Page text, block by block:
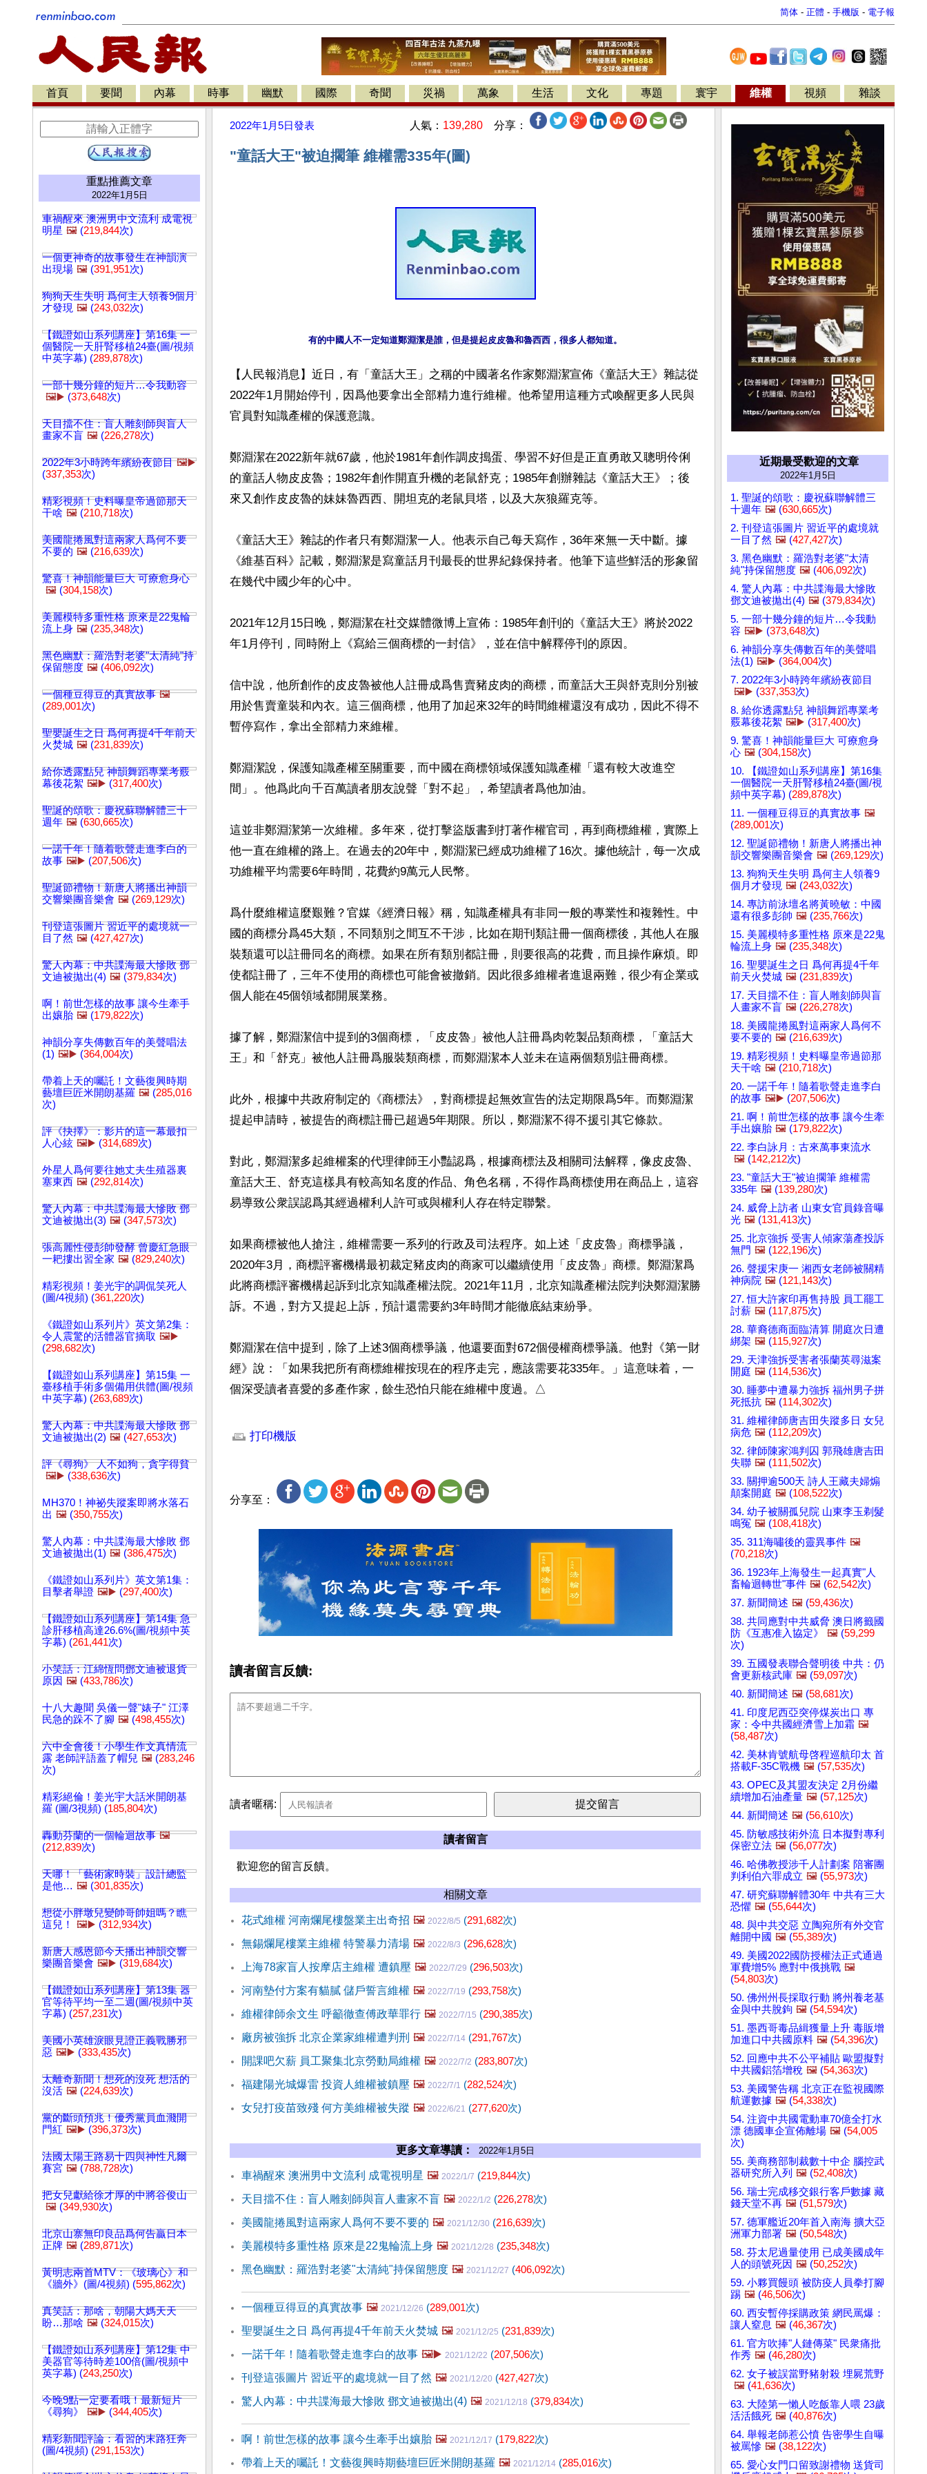
简体 - 正體 - 手機版 - 電子報
首頁 要聞 內幕 時事 幽默 國際 奇聞 災禍 萬象 生活 文化 專題 寰宇 維權 視頻 雜談
重點推薦文章
2022年1月5日
車禍醒來 澳洲男中文流利 成電視
明星 🖼️ (219,844次)
一個更神奇的故事發生在神韻演
出現場 🖼️ (391,951次)
狗狗天生失明 爲何主人領養9個月
才發現 🖼️ (243,032次)
【鐵證如山系列講座】第16集 一
個醫院一天肝腎移植24臺(圖/視頻
中英字幕) (289,878次)
一部十幾分鐘的短片…令我動容
🖼️▶️ (373,648次)
天目擋不住：盲人雕刻師與盲人
畫家不盲 🖼️ (226,278次)
2022年3小時跨年繽紛夜節目 🖼️▶️
(337,353次)
精彩視頻！史料曝皇帝過節那天
干啥 🖼️ (210,718次)
美國龍捲風對這兩家人爲何不要
不要的 🖼️ (216,639次)
驚喜！神韻能量巨大 可療愈身心
🖼️ (304,158次)
美麗模特多重性格 原來是22鬼輪
流上身 🖼️ (235,348次)
黑色幽默：羅浩對老婆"太清純"持
保留態度 🖼️ (406,092次)
一個種豆得豆的真實故事 🖼️
(289,001次)
聖嬰誕生之日 爲何再提4千年前天
火焚城 🖼️ (231,839次)
給你透露點兒 神韻舞蹈專業考覈
幕後花絮 🖼️▶️ (317,400次)
聖誕的頌歌：慶祝蘇聯解體三十
週年 🖼️ (630,665次)
一諾千年！隨着歌聲走進李白的
故事 🖼️▶️ (207,506次)
聖誕節禮物！新唐人將播出神韻
交響樂團音樂會 🖼️ (269,129次)
刊登這張圖片 習近平的處境就一
目了然 🖼️ (427,427次)
驚人內幕：中共諜海最大慘敗 鄧
文迪被拋出(4) 🖼️ (379,834次)
啊！前世怎樣的故事 讓今生牽手
出孃胎 🖼️ (179,822次)
神韻分享失傳數百年的美聲唱法
(1) 🖼️▶️ (364,004次)
帶着上天的囑託！文藝復興時期
藝壇巨匠米開朗基羅 🖼️ (285,016
次)
評《抉擇》：影片的這一幕最扣
人心絃 🖼️▶️ (314,689次)
外星人爲何要往她丈夫生殖器裏
塞東西 🖼️ (292,814次)
驚人內幕：中共諜海最大慘敗 鄧
文迪被拋出(3) 🖼️ (347,573次)
張高麗性侵彭帥發酵 曾慶紅急眼
一耙摟出習全家 🖼️ (829,240次)
精彩視頻！姜光宇的調侃笑死人
(圖/4視頻) (361,220次)
《鐵證如山系列片》英文第2集：
令人震驚的活體器官摘取 🖼️▶️
(298,682次)
【鐵證如山系列講座】第15集 一
臺移植手術多個備用供體(圖/視頻
中英字幕) (263,689次)
驚人內幕：中共諜海最大慘敗 鄧
文迪被拋出(2) 🖼️ (427,653次)
評《尋狗》 人不如狗，貪字得貧
🖼️▶️ (338,636次)
MH370！神祕失蹤案即將水落石
出 🖼️ (350,755次)
驚人內幕：中共諜海最大慘敗 鄧
文迪被拋出(1) 🖼️ (386,475次)
《鐵證如山系列片》英文第1集：
目擊者舉證 🖼️▶️ (297,400次)
【鐵證如山系列講座】第14集 急
診肝移植高達26.6%(圖/視頻中英
字幕) (261,441次)
小笑話：江綿恆問鄧文迪被退貨
原因 🖼️ (433,786次)
十八大趣聞 吳儀一聲"婊子" 江澤
民急的跺不了腳 🖼️ (498,455次)
六中全會後！小學生作文真情流
露 老師評語蓋了帽兒 🖼️ (283,246
次)
精彩絕倫！姜光宇大話米開朗基
羅 (圖/3視頻) (185,804次)
轟動芬蘭的一個輪迴故事 🖼️
(212,839次)
天哪！「藝術家時裝」設計總監
是他… 🖼️ (301,835次)
想從小胖墩兒變帥哥帥姐嗎？瞧
這兒！
🖼️▶️ (312,934次)
新唐人感恩節今天播出神韻交響
樂團音樂會 🖼️▶️ (319,684次)
【鐵證如山系列講座】第13集 器
官等待平均一至二週(圖/視頻中英
字幕) (257,231次)
美國小英雄淚眼見證正義戰勝邪
惡 🖼️▶️ (333,435次)
太離奇新聞！想死的沒死 想活的
沒活 🖼️ (224,639次)
黨的斷頭預兆！優秀黨員血濺開
門紅 🖼️▶️ (396,373次)
法國太陽王路易十四與神性凡爾
賽宮 🖼️ (788,728次)
把女兒獻給徐才厚的中將谷俊山
🖼️ (349,930次)
北京山寨無印良品爲何告贏日本
正牌 🖼️ (289,871次)
黃明志兩首MTV：《玻璃心》和
《牆外》(圖/4視頻) (595,862次)
真笑話：那啥，朝陽大媽天天
盼…那啥 🖼️ (324,015次)
【鐵證如山系列講座】第12集 中
美器官等待時差100倍(圖/視頻中
英字幕) (243,250次)
今晚9點一定要看哦！最新短片
《尋狗》
🖼️▶️ (344,405次)
精彩新聞評論：看習的末路狂奔
(圖/4視頻) (291,153次)
2022年1月5日發表 人氣： 139,280 分享：
"童話大王"被迫擱筆 維權需335年(圖)
【人民報消息】近日，有「童話大王」之稱的中國著名作家鄭淵潔宣佈《童話大王》雜誌從
2022年1月開始停刊，因爲他要拿出全部精力進行維權。他希望用這種方式喚醒更多人民與
官員對知識產權的保護意識。
鄭淵潔在2022新年就67歲，他於1981年創作調皮搗蛋、學習不好但是正直勇敢又聰明伶俐
的童話人物皮皮魯；1982年創作開直升機的老鼠舒克；1985年創辦雜誌《童話大王》；後
來又創作皮皮魯的妹妹魯西西、開坦克的老鼠貝塔，以及大灰狼羅克等。
《童話大王》雜誌的作者只有鄭淵潔一人。他表示自己每天寫作，36年來無一天中斷。據
《維基百科》記載，鄭淵潔是寫童話月刊最長的世界紀錄保持者。他筆下這些鮮活的形象留
在幾代中國少年的心中。
2021年12月15日晚，鄭淵潔在社交媒體微博上宣佈：1985年創刊的《童話大王》將於2022
年1月停刊，同時附上《寫給三個商標的一封信》，並在信中解釋停刊的原因。
信中說，他所創作的皮皮魯被他人註冊成爲售賣豬皮肉的商標，而童話大王與舒克則分別被
用於售賣童裝和內衣。這三個商標，他用了加起來32年的時間維權還沒有成功，因此不得不
暫停寫作，拿出全部精力來維權。
鄭淵潔說，保護知識產權至關重要，而中國在商標領域保護知識產權「還有較大改進空
間」。他爲此向千百萬讀者朋友說聲「對不起」，希望讀者爲他加油。
這並非鄭淵潔第一次維權。多年來，從打擊盜版書到打著作權官司，再到商標維權，實際上
他一直在維權的路上。在過去的20年中，鄭淵潔已經成功維權了16次。據他統計，每一次成
功維權平均需要6年時間，花費約9萬元人民幣。
爲什麼維權這麼艱難？官媒《經濟日報》稱，知識產權具有非同一般的專業性和複雜性。中
國的商標分爲45大類，不同類別之間互不干涉，比如在期刊類註冊一個商標後，其他人在服
裝類還可以註冊同名的商標。如果在所有類別都註冊，則要很高的花費，而且操作麻煩。即
使都註冊了，三年不使用的商標也可能會被撤銷。因此很多維權者進退兩難，很少有企業或
個人能在45個領域都開展業務。
據了解，鄭淵潔信中提到的3個商標，「皮皮魯」被他人註冊爲肉乾製品類商標，「童話大
王」和「舒克」被他人註冊爲服裝類商標，而鄭淵潔本人並未在這兩個類別註冊商標。
此外，根據中共政府制定的《商標法》，對商標提起無效宣告的法定期限爲5年。而鄭淵潔
提起申請時，被提告的商標註冊已超過5年期限。所以，鄭淵潔不得不援引其它條款。
對此，鄭淵潔多起維權案的代理律師王小豔認爲，根據商標法及相關司法解釋，像皮皮魯、
童話大王、舒克這樣具有較高知名度的作品、角色名稱，不得作爲商標使用在商品上，這容
易導致公衆誤認爲其經過權利人許可或與權利人存在特定聯繫。
如果商標被他人搶注，維權需要一系列的行政及司法程序。如上述「皮皮魯」商標爭議，
2020年3月，商標評審機構最初裁定豬皮肉的商家可以繼續使用「皮皮魯」商標。鄭淵潔爲
此將商標評審機構起訴到北京知識產權法院。2021年11月，北京知識產權法院判決鄭淵潔勝
訴。不過，對方又提起上訴，預計還需要約3年時間才能徹底結束紛爭。
鄭淵潔在信中提到，除了上述3個商標爭議，他還要面對672個侵權商標爭議。他對《第一財
經》說：「如果我把所有商標維權按現在的程序走完，應該需要花335年。」這意味着，一
個深受讀者喜愛的多產作家，餘生恐怕只能在維權中度過。△
打印機版
分享至：
讀者留言反饋:
讀者暱稱:
讀者留言
歡迎您的留言反饋。
相關文章
花式維權 河南爛尾樓盤業主出奇招 🖼️ 2022/8/5 (291,682次)
無錫爛尾樓業主維權 特警暴力清場 🖼️ 2022/8/3 (296,628次)
上海78家盲人按摩店主維權 遭鎮壓 🖼️ 2022/7/29 (296,503次)
河南墊付方案有貓膩 儲戶誓言維權 🖼️ 2022/7/19 (293,758次)
維權律師余文生 呼籲徹查傅政華罪行 🖼️ 2022/7/15 (290,385次)
廠房被強拆 北京企業家維權遭判刑 🖼️ 2022/7/14 (291,767次)
開課吧欠薪 員工聚集北京勞動局維權 🖼️ 2022/7/2 (283,807次)
福建陽光城爆雷 投資人維權被鎮壓 🖼️ 2022/7/1 (282,524次)
女兒打疫苗致殘 何方美維權被失蹤 🖼️ 2022/6/21 (277,620次)
更多文章導讀： 2022年1月5日
車禍醒來 澳洲男中文流利 成電視明星 🖼️ 2022/1/7 (219,844次)
天目擋不住：盲人雕刻師與盲人畫家不盲 🖼️ 2022/1/2 (226,278次)
美國龍捲風對這兩家人爲何不要不要的 🖼️ 2021/12/30 (216,639次)
美麗模特多重性格 原來是22鬼輪流上身 🖼️ 2021/12/28 (235,348次)
黑色幽默：羅浩對老婆"太清純"持保留態度 🖼️ 2021/12/27 (406,092次)
一個種豆得豆的真實故事 🖼️ 2021/12/26 (289,001次)
聖嬰誕生之日 爲何再提4千年前天火焚城 🖼️ 2021/12/25 (231,839次)
一諾千年！隨着歌聲走進李白的故事 🖼️▶️ 2021/12/22 (207,506次)
刊登這張圖片 習近平的處境就一目了然 🖼️ 2021/12/20 (427,427次)
驚人內幕：中共諜海最大慘敗 鄧文迪被拋出(4) 🖼️ 2021/12/18 (379,834次)
啊！前世怎樣的故事 讓今生牽手出孃胎 🖼️ 2021/12/17 (179,822次)
帶着上天的囑託！文藝復興時期藝壇巨匠米開朗基羅 🖼️ 2021/12/14 (285,016次)
近期最受歡迎的文章
2022年1月5日
1. 聖誕的頌歌：慶祝蘇聯解體三
十週年 🖼️ (630,665次)
2. 刊登這張圖片 習近平的處境就
一目了然 🖼️ (427,427次)
3. 黑色幽默：羅浩對老婆"太清
純"持保留態度 🖼️ (406,092次)
4. 驚人內幕：中共諜海最大慘敗
鄧文迪被拋出(4) 🖼️ (379,834次)
5. 一部十幾分鐘的短片…令我動
容 🖼️▶️ (373,648次)
6. 神韻分享失傳數百年的美聲唱
法(1) 🖼️▶️ (364,004次)
7. 2022年3小時跨年繽紛夜節目
🖼️▶️ (337,353次)
8. 給你透露點兒 神韻舞蹈專業考
覈幕後花絮 🖼️▶️ (317,400次)
9. 驚喜！神韻能量巨大 可療愈身
心 🖼️ (304,158次)
10. 【鐵證如山系列講座】第16集
一個醫院一天肝腎移植24臺(圖/視
頻中英字幕) (289,878次)
11. 一個種豆得豆的真實故事 🖼️
(289,001次)
12. 聖誕節禮物！新唐人將播出神
韻交響樂團音樂會 🖼️ (269,129次)
13. 狗狗天生失明 爲何主人領養9
個月才發現 🖼️ (243,032次)
14. 專訪前泳壇名將黃曉敏：中國
還有很多彭帥 🖼️ (235,766次)
15. 美麗模特多重性格 原來是22鬼
輪流上身 🖼️ (235,348次)
16. 聖嬰誕生之日 爲何再提4千年
前天火焚城 🖼️ (231,839次)
17. 天目擋不住：盲人雕刻師與盲
人畫家不盲 🖼️ (226,278次)
18. 美國龍捲風對這兩家人爲何不
要不要的 🖼️ (216,639次)
19. 精彩視頻！史料曝皇帝過節那
天干啥 🖼️ (210,718次)
20. 一諾千年！隨着歌聲走進李白
的故事 🖼️▶️ (207,506次)
21. 啊！前世怎樣的故事 讓今生牽
手出孃胎 🖼️ (179,822次)
22. 李白詠月：古來萬事東流水
🖼️ (142,212次)
23. "童話大王"被迫擱筆 維權需
335年 🖼️ (139,280次)
24. 威脅上訪者 山東女官員錄音曝
光 🖼️ (131,413次)
25. 北京強拆 受害人傾家蕩產投訴
無門 🖼️ (122,196次)
26. 聲援宋庚一 湘西女老師被關精
神病院 🖼️ (121,143次)
27. 恒大許家印再售持股 員工罷工
討薪 🖼️ (117,875次)
28. 華裔德商面臨清算 開庭次日遭
綁架 🖼️ (115,927次)
29. 天津強拆受害者張蘭英尋滋案
開庭 🖼️ (114,536次)
30. 睡夢中遭暴力強拆 福州男子拼
死抵抗 🖼️ (114,302次)
31. 維權律師唐吉田失蹤多日 女兒
病危 🖼️ (112,209次)
32. 律師陳家鴻判囚 郭飛雄唐吉田
失聯 🖼️ (111,502次)
33. 關押逾500天 詩人王藏夫婦煽
顛案開庭 🖼️ (108,522次)
34. 幼子被關孤兒院 山東李玉剃髮
鳴冤 🖼️ (108,418次)
35. 311海嘯後的靈異事件 🖼️
(70,218次)
36. 1923年上海發生一起真實"人
畜輪迴轉世"事件 🖼️ (62,542次)
37. 新聞簡述 🖼️ (59,436次)
38. 共同應對中共威脅 澳日將籤國
防《互惠准入協定》
🖼️ (59,299
次)
39. 五國發表聯合聲明後 中共：仍
會更新核武庫 🖼️ (59,097次)
40. 新聞簡述 🖼️ (58,681次)
41. 印度尼西亞突停煤炭出口 專
家：令中共國經濟雪上加霜 🖼️
(58,487次)
42. 美林肯號航母啓程巡航印太 首
搭載F-35C戰機 🖼️ (57,535次)
43. OPEC及其盟友決定 2月份繼
續增加石油產量 🖼️ (57,125次)
44. 新聞簡述 🖼️ (56,610次)
45. 防敏感技術外流 日本擬對專利
保密立法 🖼️ (56,077次)
46. 哈佛教授涉千人計劃案 陪審團
判利伯六罪成立 🖼️ (55,973次)
47. 研究蘇聯解體30年 中共有三大
恐懼 🖼️ (55,644次)
48. 與中共交惡 立陶宛所有外交官
離開中國 🖼️ (55,389次)
49. 美國2022國防授權法正式通過
軍費增5% 應對中俄挑戰 🖼️
(54,803次)
50. 佛州州長採取行動 將州養老基
金與中共脫鉤 🖼️ (54,594次)
51. 墨西哥毒品緝獲量上升 毒販增
加進口中共國原料 🖼️ (54,396次)
52. 回應中共不公平補貼 歐盟擬對
中共國鋁箔增稅 🖼️ (54,363次)
53. 美國警告稱 北京正在監視國際
航運數據 🖼️ (54,338次)
54. 注資中共國電動車70億全打水
漂 德國車企宣佈離場 🖼️ (54,005
次)
55. 美商務部制裁數十中企 腦控武
器研究所入列 🖼️ (52,408次)
56. 瑞士完成移交銀行客戶數據 藏
錢天堂不再 🖼️ (51,579次)
57. 德軍艦近20年首入南海 擴大亞
洲軍力部署 🖼️ (50,548次)
58. 芬太尼過量使用 已成美國成年
人的頭號死因 🖼️ (50,252次)
59. 小夥買饅頭 被防疫人員拳打腳
踢 🖼️ (46,506次)
60. 西安暫停採購政策 網民罵爆：
讓人窒息 🖼️ (46,367次)
61. 官方吹捧"人鏈傳菜" 民衆痛批
作秀 🖼️ (46,280次)
62. 女子被誤當野豬射殺 埋屍荒野
🖼️ (41,636次)
63. 大陸第一懶人吃飯靠人喂 23歲
活活餓死 🖼️ (40,876次)
64. 舉報老師惹公憤 告密學生自曝
被罵慘 🖼️ (38,122次)
65. 愛心女門口留致謝禮物 送貨司